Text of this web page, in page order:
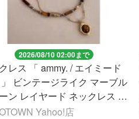
2026/08/10 02:00まで
レス 「 ammy. / エイミード
ビンテージライク マーブル
ン レイヤード ネックレス セ
ディースYahoo!店